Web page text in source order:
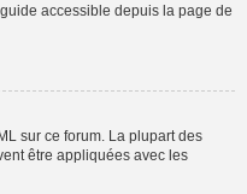
accessible depuis la page de
sur ce forum. La plupart des
être appliquées avec les